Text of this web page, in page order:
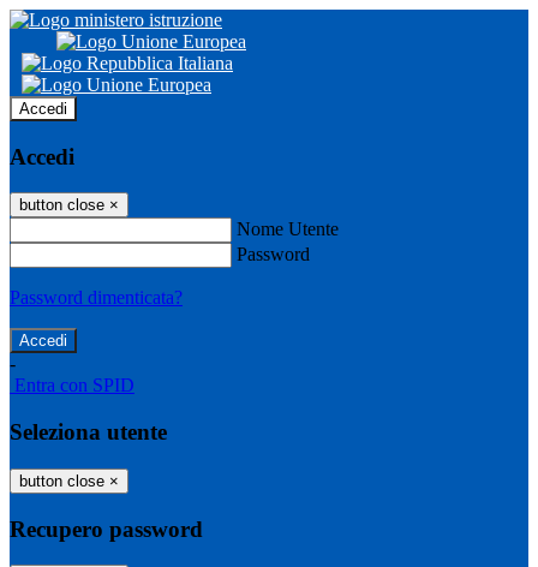
Accedi
Accedi
button close ×
Nome Utente
Password
Password dimenticata?
-
Entra con SPID
Seleziona utente
button close ×
Recupero password